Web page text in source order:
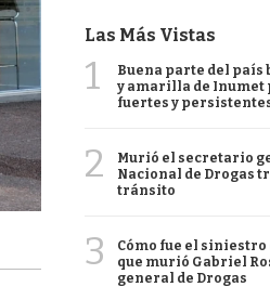
Las Más Vistas
1
Buena parte del país
y amarilla de Inumet
fuertes y
2
Murió el secretario
Nacional de Drogas
tránsito
3
Cómo fue el
que murió Gabriel
general de Drogas